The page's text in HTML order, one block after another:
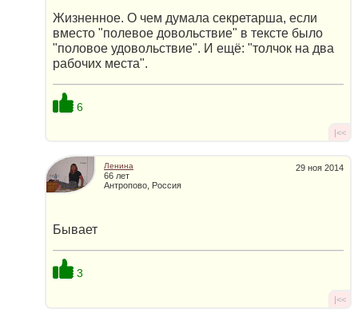
Жизненное. О чем думала секретарша, если
вместо "полевое довольствие" в тексте было
"половое удовольствие". И ещё: "толчок на два
рабочих места".
6
|<<
29 ноя 2014
Ленина
66 лет
Антропово, Россия
Бывает
3
|<<